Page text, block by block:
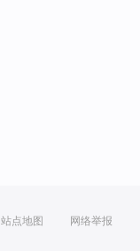
站点地图 网络举报